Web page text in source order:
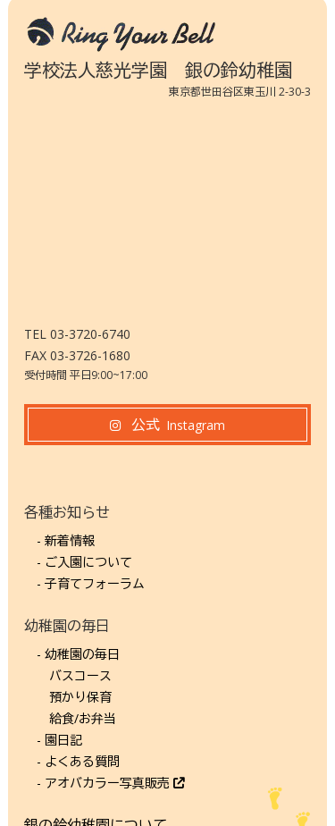
学校法人慈光学園 銀の鈴幼稚園
東京都世田谷区東玉川 2-30-3
TEL 03-3720-6740
FAX 03-3726-1680
受付時間 平日9:00~17:00
公式 Instagram
各種お知らせ
- 新着情報
- ご入園について
- 子育てフォーラム
幼稚園の毎日
- 幼稚園の毎日
バスコース
預かり保育
給食/お弁当
- 園日記
- よくある質問
- アオバカラー写真販売